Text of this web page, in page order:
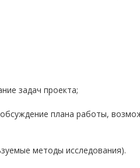
задач проекта;
обсуждение плана работы,
методы исследования).